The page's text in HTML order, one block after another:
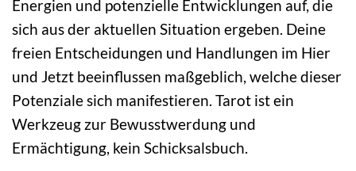
Energien und potenzielle Entwicklungen auf, die
sich aus der aktuellen Situation ergeben. Deine
freien Entscheidungen und Handlungen im Hier
und Jetzt beeinflussen maßgeblich, welche dieser
Potenziale sich manifestieren. Tarot ist ein
Werkzeug zur Bewusstwerdung und
Ermächtigung, kein Schicksalsbuch.